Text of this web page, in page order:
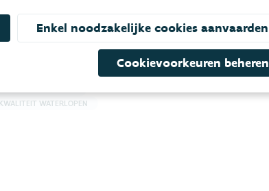
mogelijk
KWALITEIT WATERLOPEN
Enkel noodzakelijke cookies aanvaarden
Cookievoorkeuren beheren